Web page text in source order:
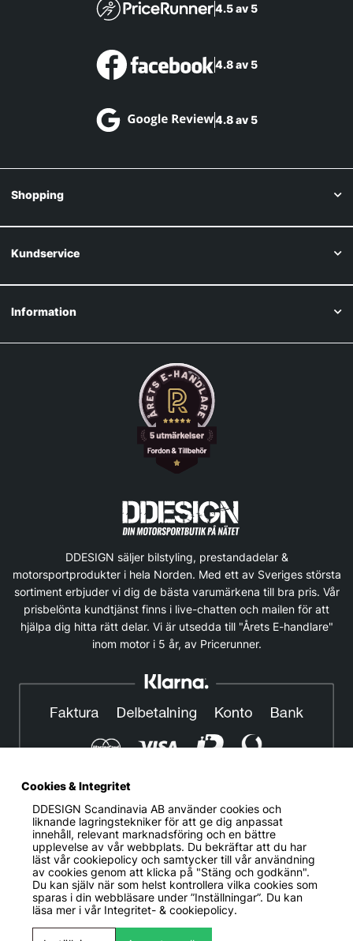
4.5 av 5
4.8 av 5
4.8 av 5
Shopping
Kundservice
Information
DDESIGN säljer bilstyling, prestandadelar &
motorsportprodukter i hela Norden. Med ett av Sveriges största
sortiment erbjuder vi dig de bästa varumärkena till bra pris. Vår
prisbelönta kundtjänst finns i live-chatten och mailen för att
hjälpa dig hitta rätt delar. Vi är utsedda till "Årets E-handlare"
inom motor i 5 år, av Pricerunner.
© DDESIGN. Alla rättigheter reserverade.
Om oss|Privacy policy|Cookiepolicy|Köp- och
leveransvillkor
Telefonnummer: 019-507 40 01
Helgfria vardagar 10:00-12:00
DDESIGN Scandinavia AB Organisationsnummer:
Cookies & Integritet
DDESIGN Scandinavia ABanvänder cookies och
liknande lagringstekniker för att ge dig anpassat
innehåll, relevant marknadsföring och en bättre
upplevelse av vår webbplats. Du bekräftar att du har
läst vår cookiepolicy och samtycker till vår användning
av cookies genom att klicka på "Stäng och godkänn".
Du kan själv när som helst kontrollera vilka cookies som
sparas i din webbläsare under ”Inställningar”. Du kan
läsa mer i vår Integritet- & cookiepolicy.